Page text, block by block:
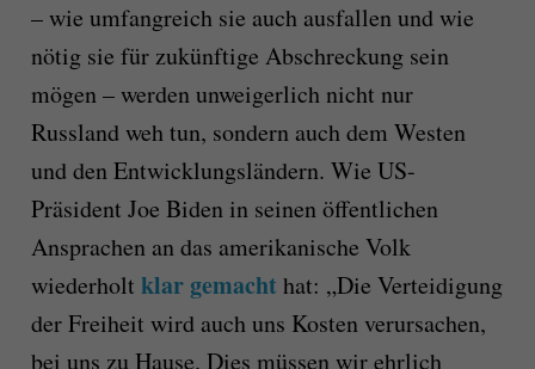
– wie umfangreich sie auch ausfallen und wie
nötig sie für zukünftige Abschreckung sein
mögen – werden unweigerlich nicht nur
Russland weh tun, sondern auch dem Westen
und den Entwicklungsländern. Wie US-
Präsident Joe Biden in seinen öffentlichen
Ansprachen an das amerikanische Volk
wiederholt klar gemacht hat: „Die Verteidigung
der Freiheit wird auch uns Kosten verursachen,
bei uns zu Hause. Dies müssen wir ehrlich